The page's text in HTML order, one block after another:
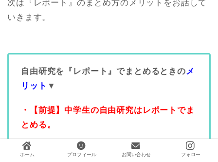
次は『レポート』のまとめ方のメリットをお話して
いきます。
自由研究を『レポート』でまとめるときの メ
リット ▼
・【前提】中学生の自由研究はレポートでま
とめる。
・図表を使ってまとめやすい
ホーム プロフィール お問い合わせ フォロー